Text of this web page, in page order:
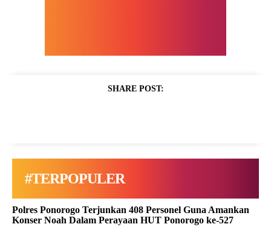
SHARE POST:
#TERPOPULER
Polres Ponorogo Terjunkan 408 Personel Guna Amankan
Konser Noah Dalam Perayaan HUT Ponorogo ke-527